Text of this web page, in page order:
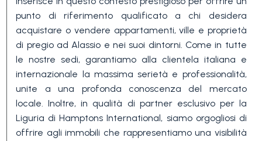
punto di riferimento qualificato a chi desidera
acquistare o vendere appartamenti, ville e proprietà
di pregio ad Alassio e nei suoi dintorni. Come in tutte
le nostre sedi, garantiamo alla clientela italiana e
internazionale la massima serietà e professionalità,
unite a una profonda conoscenza del mercato
locale. Inoltre, in qualità di partner esclusivo per la
Liguria di Hamptons International, siamo orgogliosi di
offrire agli immobili che rappresentiamo una visibilità
Altre
opzioni
-
multiscelta